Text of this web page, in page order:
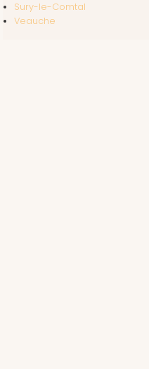
Sury-le-Comtal
Veauche